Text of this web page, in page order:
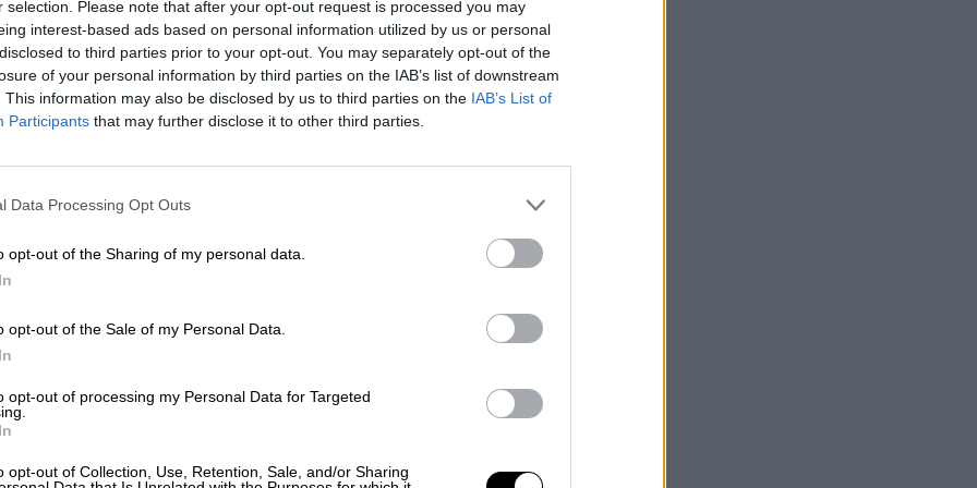
selection. Please note that after your opt-out request is processed you may
interest-based ads based on personal information utilized by us or personal
to third parties prior to your opt-out. You may separately opt-out of the
of your personal information by third parties on the IAB’s list of downstream
This information may also be disclosed by us to third parties on the IAB’s List of
Participants that may further disclose it to other third parties.
Data Processing Opt Outs
opt-out of the Sharing of my personal data.
opt-out of the Sale of my Personal Data.
opt-out of processing my Personal Data for Targeted
opt-out of Collection, Use, Retention, Sale, and/or Sharing
el uso de combustibles fósiles,
y añadir más espacios verdes en
ciudades"
por delante las ciudades europeas para
superiores a las recomendaciones de la
asciende de un 84% de la población a un
a un 99,7% en el caso de NO2.
las recomendaciones de la OMS"
y director de la Iniciativa de Planificación
El investigador añade que “necesitamos